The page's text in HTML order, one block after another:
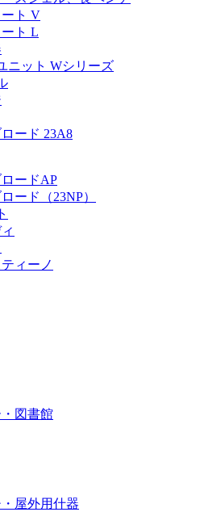
ト V
ト L
ニット Wシリーズ
ード 23A8
ードAP
ード（23NP）
ィーノ
図書館
屋外用什器